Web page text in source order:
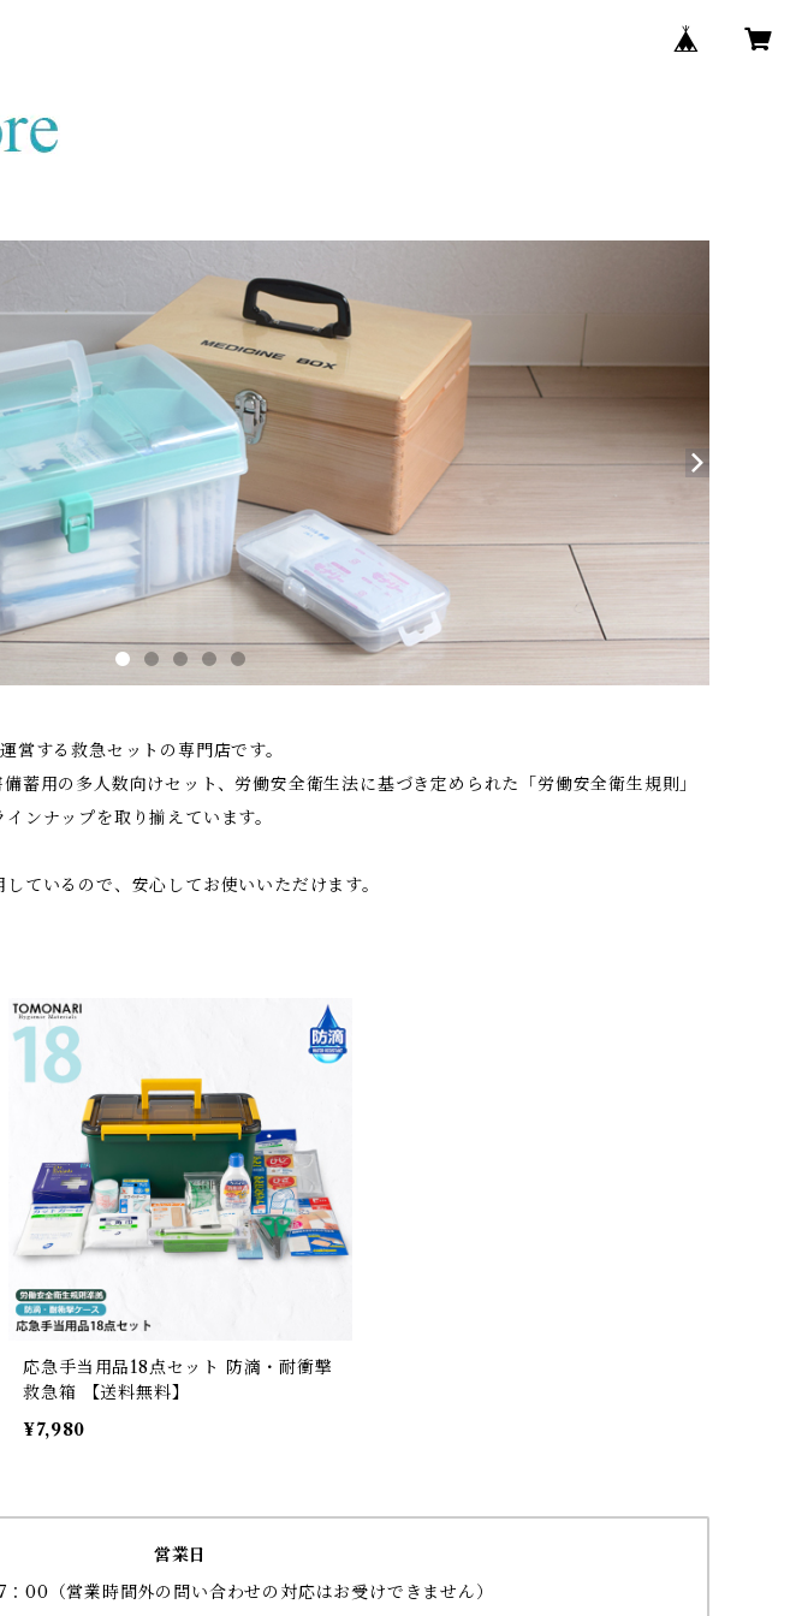
営する救急セットの専門店です。
蓄用の多人数向けセット、労働安全衛生法に基づき定められた「労働安全衛生規則」
ンナップを取り揃えています。
ているので、安心してお使いいただけます。
応急手当用品18点セット 防滴・耐衝撃
救急箱 【送料無料】
¥7,980
営業日
00（営業時間外の問い合わせの対応はお受けできません）